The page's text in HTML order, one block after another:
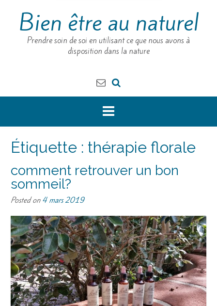
Bien être au naturel
Prendre soin de soi en utilisant ce que nous avons à
disposition dans la nature
Étiquette : thérapie florale
comment retrouver un bon
sommeil?
Posted on4 mars 2019